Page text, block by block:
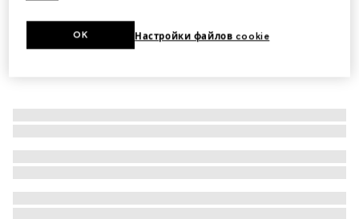
Настройки файлов cookie
OK